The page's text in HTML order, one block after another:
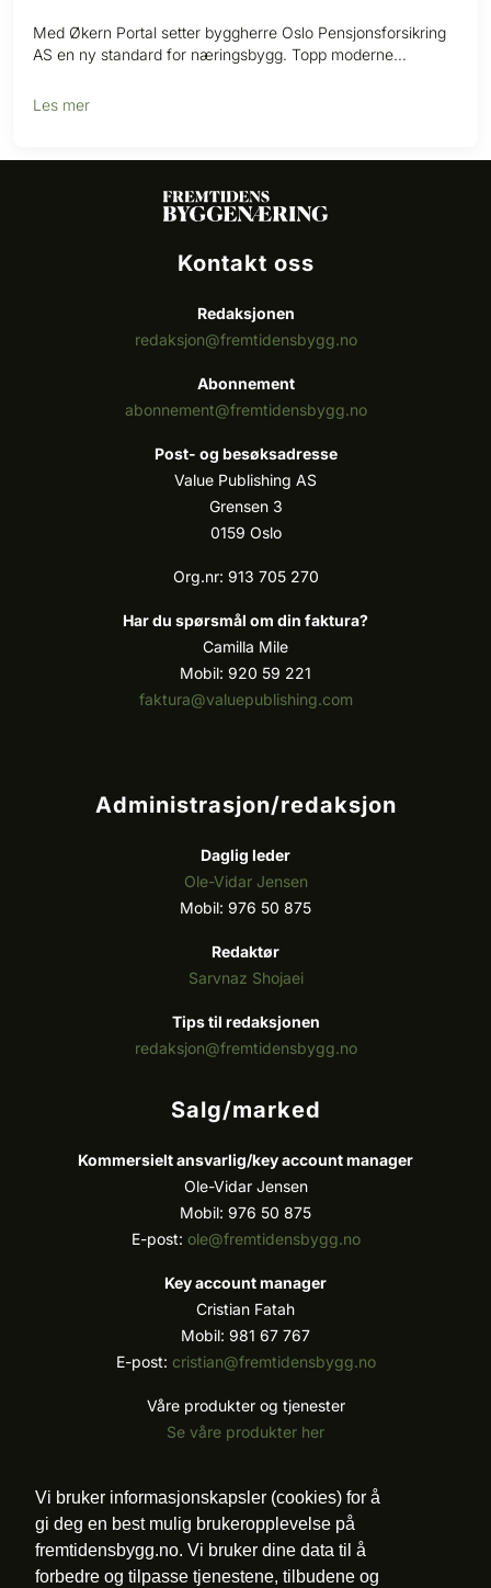
Vi bruker informasjonskapsler (cookies) for å
gi deg en best mulig brukeropplevelse på
fremtidensbygg.no. Vi bruker dine data til å
forbedre og tilpasse tjenestene, tilbudene og
Med Økern Portal setter byggherre Oslo Pensjonsforsikring
AS en ny standard for næringsbygg. Topp moderne
Les mer
Kontakt oss
Redaksjonen
redaksjon@fremtidensbygg.no
Abonnement
abonnement@fremtidensbygg.no
Post- og besøksadresse
Value Publishing AS
Grensen 3
0159 Oslo
Org.nr: 913 705 270
Har du spørsmål om din faktura?
Camilla Mile
Mobil: 920 59 221
faktura@valuepublishing.com
Administrasjon/redaksjon
Daglig leder
Ole-Vidar Jensen
Mobil: 976 50 875
Redaktør
Sarvnaz Shojaei
Tips til redaksjonen
redaksjon@fremtidensbygg.no
Salg/marked
Kommersielt ansvarlig/key account manager
Ole-Vidar Jensen
Mobil: 976 50 875
E-post: ole@fremtidensbygg.no
Key account manager
Cristian Fatah
Mobil: 981 67 767
E-post: cristian@fremtidensbygg.no
Våre produkter og tjenester
Se våre produkter her
Følg oss: